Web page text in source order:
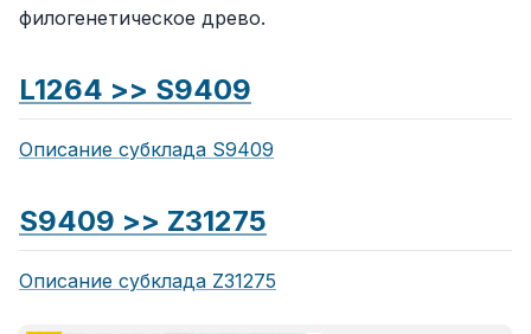
филогенетическое древо.
L1264 >> S9409
Описание субклада S9409
S9409 >> Z31275
Описание субклада Z31275